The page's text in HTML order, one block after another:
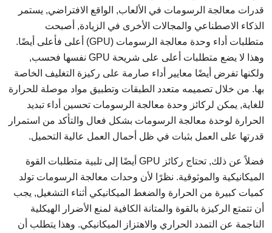
قدرات معالجة الرسومات في الألعاب, الواقع الافتراضي, يستمر
الذكاء الاصطناعي والمجالات الأخرى في الزيادة, أصبحت
متطلبات أداء وحدة معالجة الرسومات (GPU) أعلى فأعلى أيضًا.
وهذا لا يضع متطلبات أعلى على شريحة GPU نفسها فحسب,
ولكنها تفرض أيضًا معايير أداء صارمة على ركيزة التغليف الخاصة
بها. من خلال تصميمه متعدد الطبقات وتطبيق مواد موصلة للحرارة
للغاية, يمكن لركائز وحدة معالجة الرسومات تحسين أداء تبديد
الحرارة لوحدة معالجة الرسومات بشكل فعال والتأكد من استمرار
قدرتها على العمل بثبات في ظل أحمال العمل عالية التحميل.
فضلاً عن ذلك, تحتاج ركائز GPU أيضًا إلى تلبية متطلبات القوة
الميكانيكية والموثوقية. نظرًا لأن وحدات معالجة الرسومات تولد
كميات كبيرة من الحرارة والضغط الميكانيكي أثناء التشغيل, يجب
أن تتمتع الركيزة بالقوة والمتانة الكافية لمنع الأضرار الهيكلية
الناجمة عن التمدد الحراري والاهتزاز الميكانيكي. وهذا يتطلب أن